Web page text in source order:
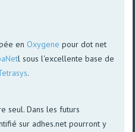
en Oxygene pour dot net
l sous l'excellente base de
.
seul. Dans les futurs
sur adhes.net pourront y